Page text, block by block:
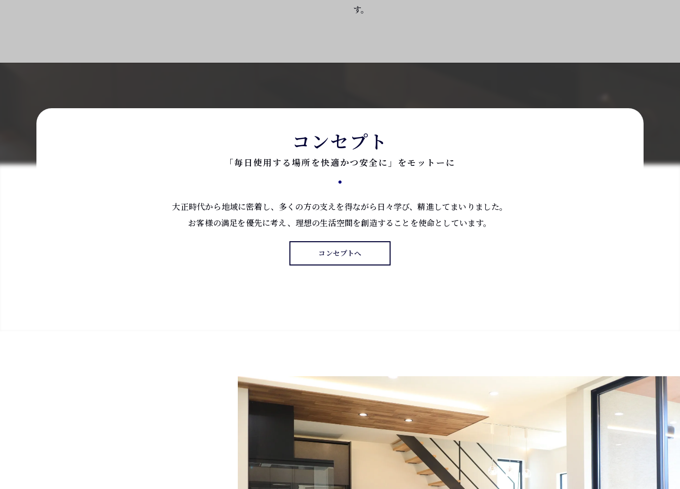
す。
「毎日使用する場所を快適かつ安全に」をモットーに
コンセプト
大正時代から地域に密着し、多くの方の支えを得ながら日々学び、精進してまいりました。
お客様の満足を優先に考え、理想の生活空間を創造することを使命としています。
コンセプトへ